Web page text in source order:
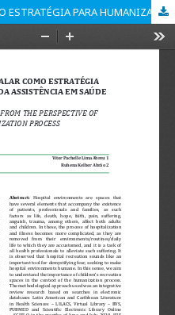
RECREAÇÃO HOSPITALAR COMO ESTRATÉGIA PARA HUMANIZAÇÃO DA ASSISTÊNCIA EM SAÚDE